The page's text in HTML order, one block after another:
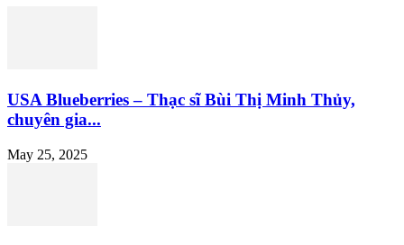
USA Blueberries – Thạc sĩ Bùi Thị Minh Thủy,
chuyên gia...
May 25, 2025